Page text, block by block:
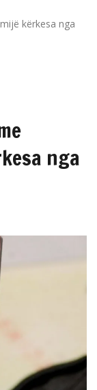
kërkesa nga
nga